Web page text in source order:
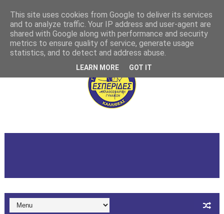
This site uses cookies from Google to deliver its services
and to analyze traffic. Your IP address and user-agent are
shared with Google along with performance and security
metrics to ensure quality of service, generate usage
statistics, and to detect and address abuse.
LEARN MORE GOT IT